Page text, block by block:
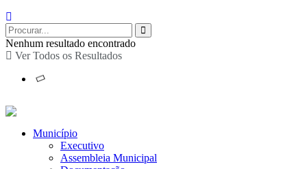
Nenhum resultado encontrado
Ver Todos os Resultados
Município
Executivo
Assembleia Municipal